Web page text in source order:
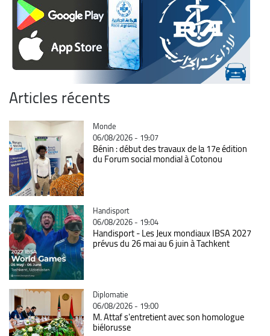
Articles récents
Catégorie
Monde
06/08/2026 - 19:07
Bénin : début des travaux de la 17e édition
du Forum social mondial à Cotonou
Catégorie
Handisport
06/08/2026 - 19:04
Handisport - Les Jeux mondiaux IBSA 2027
prévus du 26 mai au 6 juin à Tachkent
Catégorie
Diplomatie
06/08/2026 - 19:00
M. Attaf s'entretient avec son homologue
biélorusse